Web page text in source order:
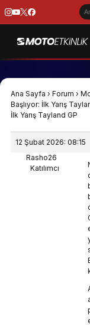
Ana Sayfa › Forum ›
Başlıyor: İlk Yarış
İlk Yarış Tayland GP
12 Şubat 2026: 08:15
Rasho26
Katılımcı